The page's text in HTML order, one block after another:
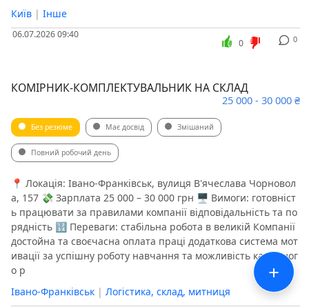
Київ | Інше
06.07.2026 09:40 0
0
КОМІРНИК-КОМПЛЕКТУВАЛЬНИК НА СКЛАД
25 000 - 30 000 ₴
Без резюме Має досвід Змішаний
Повний робочий день
📍 Локація: Івано-Франківськ, вулиця В'ячеслава Чорновол
а, 157 💸 Зарплата 25 000 – 30 000 грн 🖥 Вимоги: готовніст
ь працювати за правилами компанії відповідальність та по
рядність 🔢 Переваги: стабільна робота в великій Компанії
достойна та своєчасна оплата праці додаткова система мот
ивації за успішну роботу навчання та можливість кар'єрног
о р
Івано-Франківськ | Логістика, склад, митниця
+